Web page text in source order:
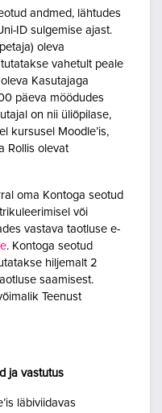
andmed, lähtudes
ID sulgemise ajast.
oleva
vahetult peale
Kasutajaga
päeva möödudes
on nii üliõpilase,
kursusel Moodle’is,
Rollis olevat
oma Kontoga seotud
või
vastava taotluse e-
. Kontoga seotud
hiljemalt 2
saamisest.
Teenust
ja vastutus
läbiviidavas